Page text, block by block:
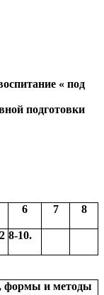
« под
подготовки
6 7 8
8-10.
формы и методы